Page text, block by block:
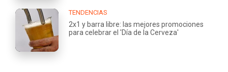
TENDENCIAS
2x1 y barra libre: las mejores promociones
para celebrar el 'Día de la Cerveza'